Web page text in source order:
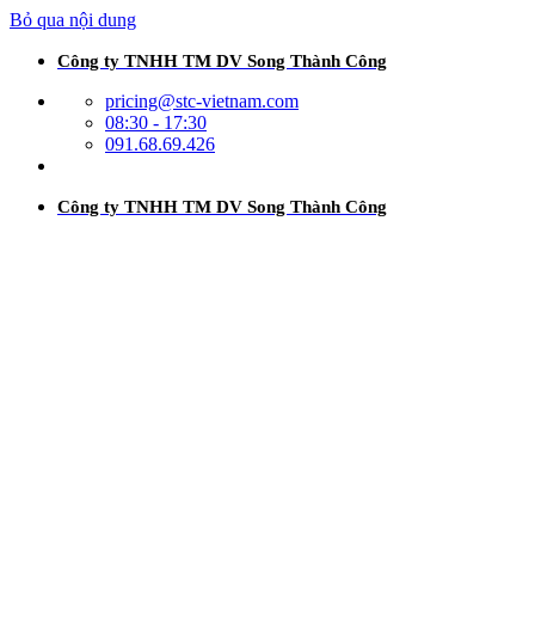
Bỏ qua nội dung
Công ty TNHH TM DV Song Thành Công
pricing@stc-vietnam.com
08:30 - 17:30
091.68.69.426
Công ty TNHH TM DV Song Thành Công